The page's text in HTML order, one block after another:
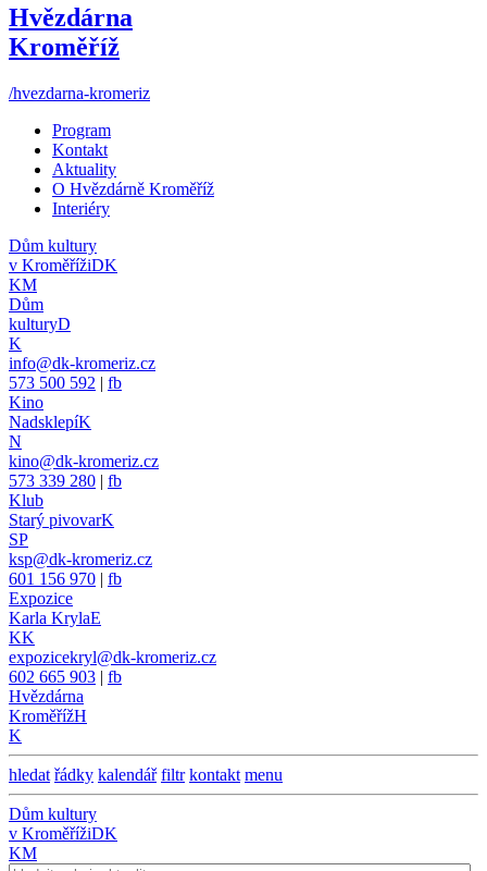
Hvězdárna
Kroměříž
/hvezdarna-kromeriz
Program
Kontakt
Aktuality
O Hvězdárně Kroměříž
Interiéry
Dům kultury
v KroměřížiDK
KM
Dům
kulturyD
K
info@dk-kromeriz.cz
573 500 592 | fb
Kino
NadsklepíK
N
kino@dk-kromeriz.cz
573 339 280 | fb
Klub
Starý pivovarK
SP
ksp@dk-kromeriz.cz
601 156 970 | fb
Expozice
Karla KrylaE
KK
expozicekryl@dk-kromeriz.cz
602 665 903 | fb
Hvězdárna
KroměřížH
K
hledat řádky kalendář filtr kontakt menu
Dům kultury
v KroměřížiDK
KM